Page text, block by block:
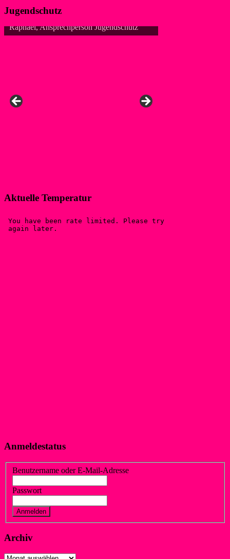
Jugendschutz
Raphael, Ansprechperson Jugendschutz
Aktuelle Temperatur
Anmeldestatus
Benutzername oder E-Mail-Adresse
Passwort
Archiv
Archiv